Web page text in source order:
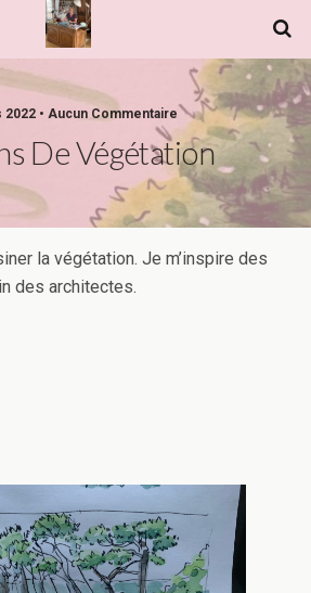
2022 • Aucun Commentaire
De Végétation
la végétation. Je m’inspire des
des architectes.